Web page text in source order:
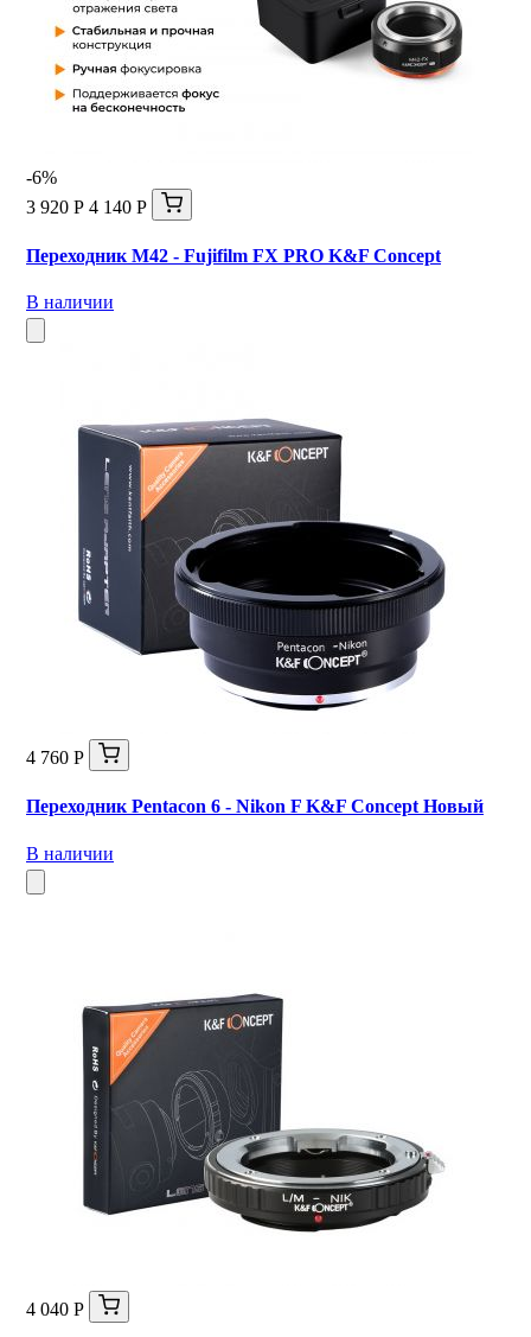
-6%
3 920 Р 4 140 Р
Переходник M42 - Fujifilm FX PRO K&F Concept
В наличии
4 760 Р
Переходник Pentacon 6 - Nikon F K&F Concept Новый
В наличии
4 040 Р